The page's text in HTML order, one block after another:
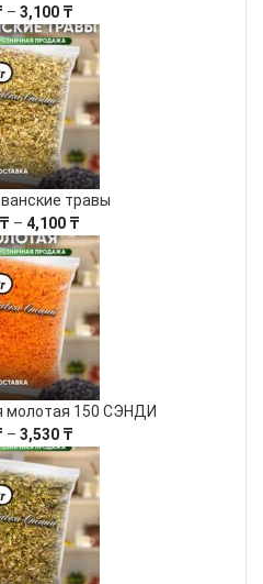
– 3,100 ₸Диапазон
цен:
900 ₸
–
3,100 ₸
травы
₸ – 4,100 ₸Диапазон
цен:
1,000 ₸
–
4,100 ₸
молотая 150 СЭНДИ
– 3,530 ₸Диапазон
цен:
900 ₸
–
3,530 ₸